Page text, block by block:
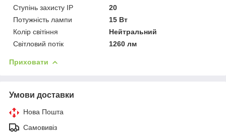
Ступінь захисту IP
20
Потужність лампи
15 Вт
Колір світіння
Нейтральний
Світловий потік
1260 лм
Приховати
Умови доставки
Нова Пошта
Самовивіз